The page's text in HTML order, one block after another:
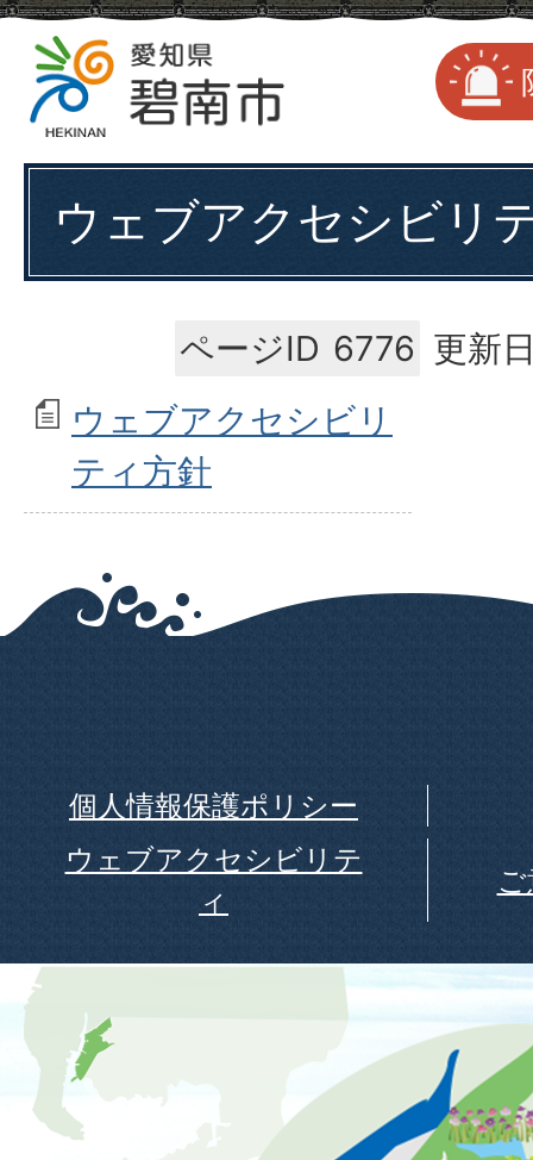
ウェブアクセシビリ
ページID 6776 更新
ウェブアクセシビリ
ティ方針
個人情報保護ポリシー
ウェブアクセシビリテ
ィ